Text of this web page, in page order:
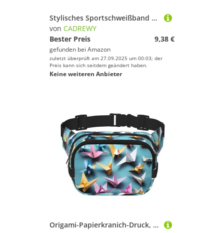
Stylisches Sportschweißband mit Haifischmuster, dehnbar, atmungsaktiv und feuchtigkeitsableitend, Stirnband für das Fitnessstudio
von CADREWY
Bester Preis
9,38 €
gefunden bei Amazon
zuletzt überprüft am 27.09.2025 um 00:03; der
Preis kann sich seitdem geändert haben.
Keine weiteren Anbieter
Origami-Papierkranich-Druck, trendiges Packset, Crossbod, quadratisch, doppellagig, Hüfttasche, Reise- und Workout-Zubehör, Schwarz, Einheitsgröße